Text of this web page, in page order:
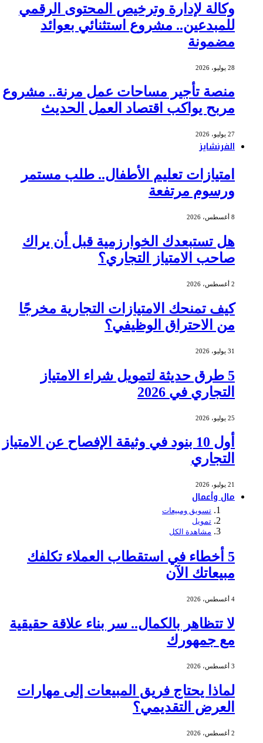
وكالة لإدارة وترخيص المحتوى الرقمي
للمبدعين.. مشروع استثنائي بعوائد
مضمونة
28 يوليو، 2026
منصة تأجير مساحات عمل مرنة.. مشروع
مربح يواكب اقتصاد العمل الحديث
27 يوليو، 2026
الفرنشايز
امتيازات تعليم الأطفال.. طلب مستمر
ورسوم مرتفعة
8 أغسطس، 2026
هل تستبعدك الخوارزمية قبل أن يراك
صاحب الامتياز التجاري؟
2 أغسطس، 2026
كيف تمنحك الامتيازات التجارية مخرجًا
من الاحتراق الوظيفي؟
31 يوليو، 2026
5 طرق حديثة لتمويل شراء الامتياز
التجاري في 2026
25 يوليو، 2026
أول 10 بنود في وثيقة الإفصاح عن الامتياز
التجاري
21 يوليو، 2026
مال وأعمال
تسويق ومبيعات
تمويل
مشاهدة الكل
5 أخطاء في استقطاب العملاء تكلفك
مبيعاتك الآن
4 أغسطس، 2026
لا تتظاهر بالكمال.. سر بناء علاقة حقيقية
مع جمهورك
3 أغسطس، 2026
لماذا يحتاج فريق المبيعات إلى مهارات
العرض التقديمي؟
2 أغسطس، 2026